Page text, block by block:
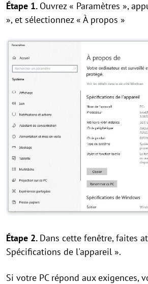
Étape 1. Ouvrez « Paramètres »,
», et sélectionnez « À propos »
Étape 2. Dans cette fenêtre, faites
Spécifications de l'appareil ».
Si votre PC répond aux exigences,